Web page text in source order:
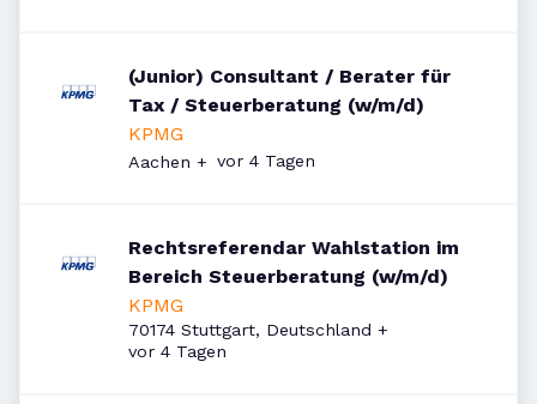
(Junior) Consultant / Berater für
Tax / Steuerberatung (w/m/d)
KPMG
Aachen + Veröffentlicht
vor 4 Tagen
Rechtsreferendar Wahlstation im
Bereich Steuerberatung (w/m/d)
KPMG
70174 Stuttgart, Deutschland +
Veröffentlicht
vor 4 Tagen